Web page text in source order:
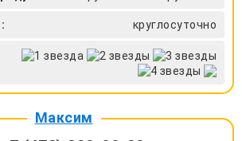
круглосуточно
Максим